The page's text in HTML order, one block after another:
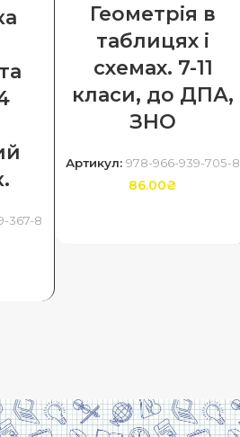
367-8
Геометрія в
таблицях і
схемах. 7-11
класи, до ДПА,
ЗНО
Артикул: 978-966-939-705-8
86.00₴